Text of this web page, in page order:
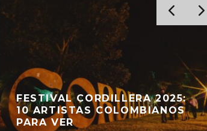
CANCIONES QUE HABLAN,
HUELEN Y SUENAN A BOGOTÁ